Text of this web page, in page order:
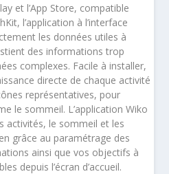
et l’App Store, compatible
l’application à l’interface
les données utiles à
des informations trop
complexes. Facile à installer,
directe de chaque activité
représentatives, pour
le sommeil. L’application Wiko
activités, le sommeil et les
grâce au paramétrage des
ainsi que vos objectifs à
depuis l’écran d’accueil.